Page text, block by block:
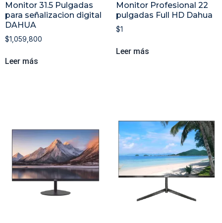
Monitor 31.5 Pulgadas
para señalizacion digital
DAHUA
$1,059,800
Leer más
Monitor Profesional 22
pulgadas Full HD Dahua
$1
Leer más